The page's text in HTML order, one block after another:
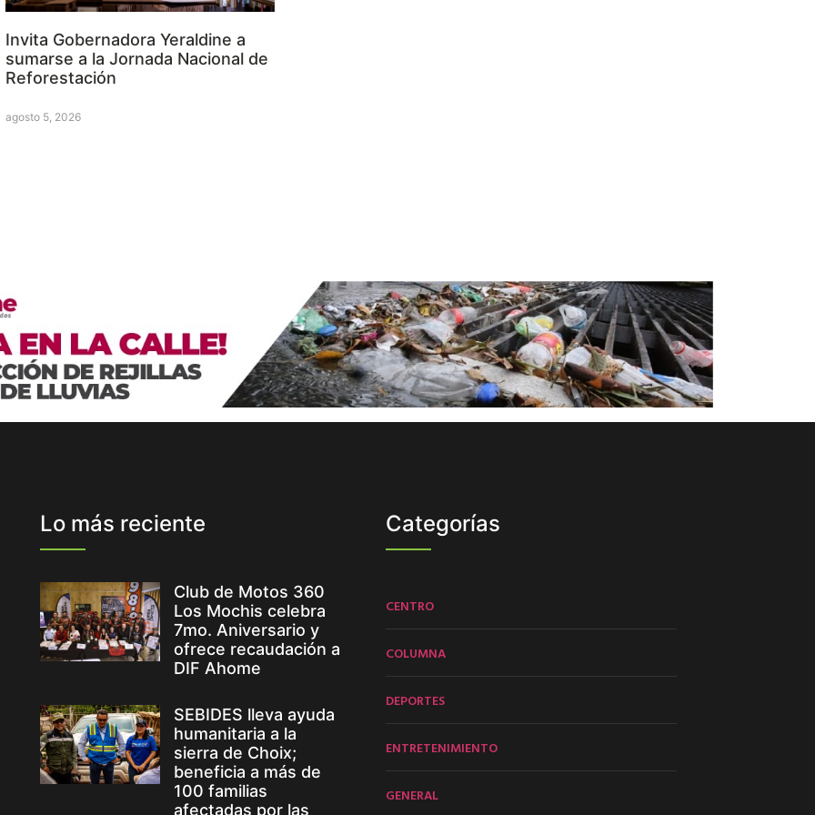
Invita Gobernadora Yeraldine a
sumarse a la Jornada Nacional de
Reforestación
agosto 5, 2026
Lo más reciente
Club de Motos 360
Los Mochis celebra
7mo. Aniversario y
ofrece recaudación a
DIF Ahome
SEBIDES lleva ayuda
humanitaria a la
sierra de Choix;
beneficia a más de
100 familias
afectadas por las
Categorías
CENTRO
COLUMNA
DEPORTES
ENTRETENIMIENTO
GENERAL